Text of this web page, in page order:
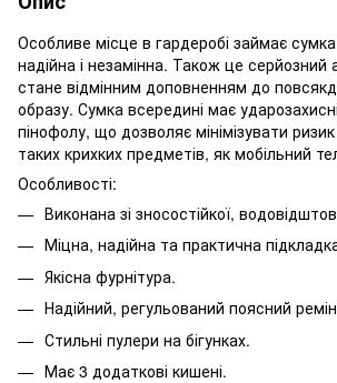
Особливе місце в гардеробі займає сумка
надійна і незамінна. Також це серйозний
стане відмінним доповненням до
образу. Сумка всередині має ударозахисні
пінофолу, що дозволяє мінімізувати
таких крихких предметів, як мобільний
Особливості:
Виконана зі зносостійкої,
Міцна, надійна та практична
Якісна фурнітура.
Надійний, регульований поясний
Стильні пулери на бігунках.
Має 3 додаткові кишені.